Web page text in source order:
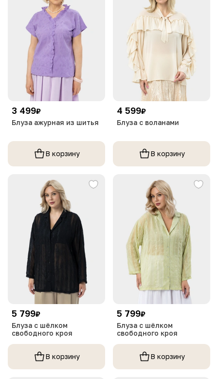
3 499₽
Блуза ажурная из шитья
В корзину
4 599₽
Блуза с воланами
В корзину
5 799₽
Блуза с шёлком
свободного кроя
В корзину
5 799₽
Блуза с шёлком
свободного кроя
В корзину